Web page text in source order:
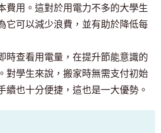
費用。這對於用電力不多的大學生
它可以減少浪費，並有助於降低每
時查看用電量，在提升節能意識的
對學生來說，搬家時無需支付初始
續也十分便捷，這也是一大優勢。